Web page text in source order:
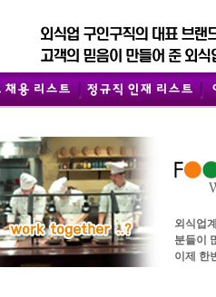
외식업
분들이
이제 한